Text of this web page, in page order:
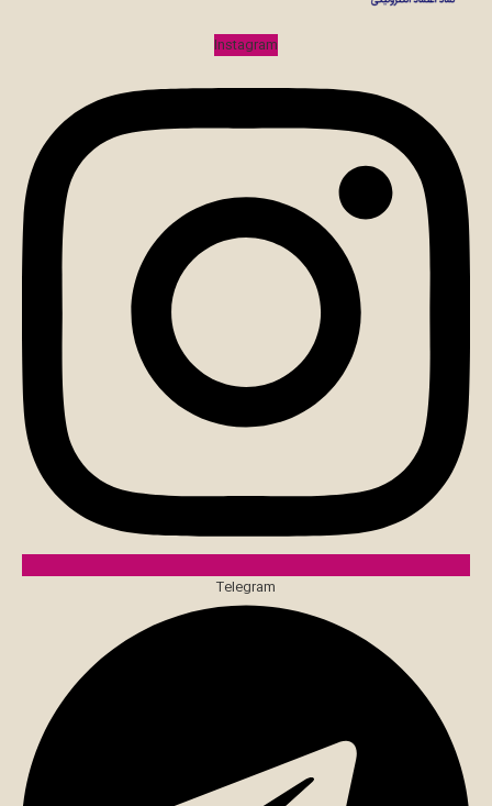
Instagram
Telegram